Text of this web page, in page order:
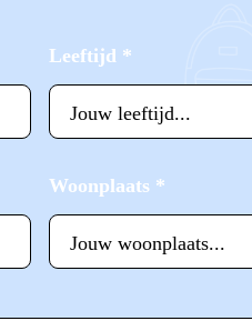
Leeftijd *
Woonplaats *